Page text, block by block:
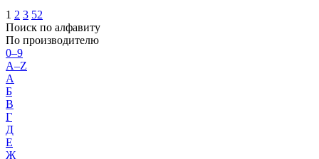
1 2 3 52
Поиск по алфавиту
По производителю
0–9
A–Z
А
Б
В
Г
Д
Е
Ж